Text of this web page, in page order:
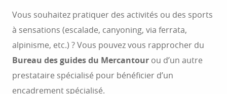
Vous souhaitez pratiquer des activités ou des sports
à sensations (escalade, canyoning, via ferrata,
alpinisme, etc.) ? Vous pouvez vous rapprocher du
Bureau des guides du Mercantour ou d’un autre
prestataire spécialisé pour bénéficier d’un
encadrement spécialisé.